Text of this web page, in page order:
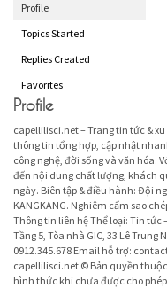
Profile
Topics Started
Replies Created
Favorites
Profile
capellilisci.net – Trang tin tức &
thông tin tổng hợp, cập nhật
công nghệ, đời sống và văn hóa.
đến nội dung chất lượng, khách
ngày. Biên tập & điều hành: Đội
KANGKANG. Nghiêm cấm sao
Thông tin liên hệ Thể loại: Tin tức
Tầng 5, Tòa nhà GIC, 33 Lê Trung
0912.345.678 Email hỗ trợ:
capellilisci.net © Bản quyền
hình thức khi chưa được cho